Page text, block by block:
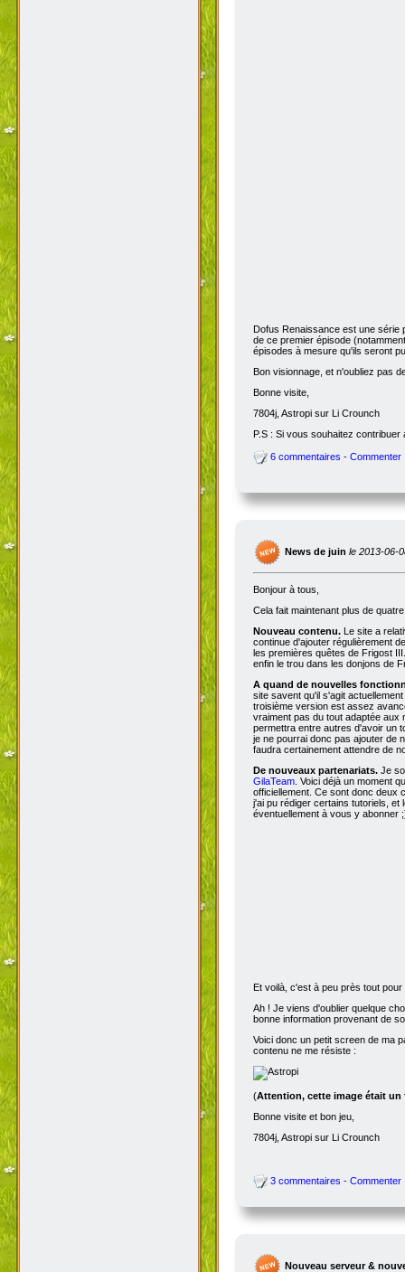
Dofus Renaissance est une série
de ce premier épisode
épisodes à mesure qu'ils seront
Bon visionnage, et n'oubliez pas
Bonne visite,
7804j, Astropi sur Li Crounch
P.S : Si vous souhaitez
6 commentaires - Commenter
News de juin le 2013-06-
Bonjour à tous,
Cela fait maintenant plus de
Nouveau contenu. Le site a
continue d'ajouter régulièrement
les premières quêtes de Frigost
enfin le trou dans les donjons de
A quand de nouvelles
site savent qu'il s'agit
troisième version est assez
vraiment pas du tout adaptée aux
permettra entre autres d'avoir un
je ne pourrai donc pas ajouter de
faudra certainement attendre de
De nouveaux partenariats. Je
GilaTeam . Voici déjà un moment
officiellement. Ce sont donc deux
j'ai pu rédiger certains tutoriels,
éventuellement à vous y abonner
Et voilà, c'est à peu près tout
Ah ! Je viens d'oublier quelque
bonne information provenant de
Voici donc un petit screen de ma
contenu ne me résiste :
(Attention, cette image était un
Bonne visite et bon jeu,
7804j, Astropi sur Li Crounch
3 commentaires - Commenter
Nouveau serveur &